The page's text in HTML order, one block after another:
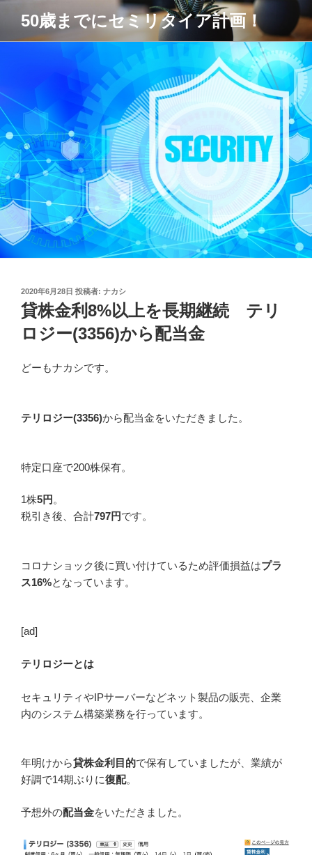
テ
へ
ス
キ
ッ
プ
50歳までにセミリタイア計画！
投
稿
日:
2020年6月28日 投稿者: ナカシ
貸株金利8%以上を長期継続 テリ
ロジー(3356)から配当金
どーもナカシです。
テリロジー(3356)から配当金をいただきました。
特定口座で200株保有。
1株5円 。
税引き後、合計797円です。
コロナショック後に買い付けているため評価損益はプラ
ス16%となっています。
[ad]
テリロジーとは
セキュリティやIPサーバーなどネット製品の販売、企業
内のシステム構築業務を行っています。
年明けから貸株金利目的で保有していましたが、業績が
好調で14期ぶりに復配。
予想外の配当金をいただきました。